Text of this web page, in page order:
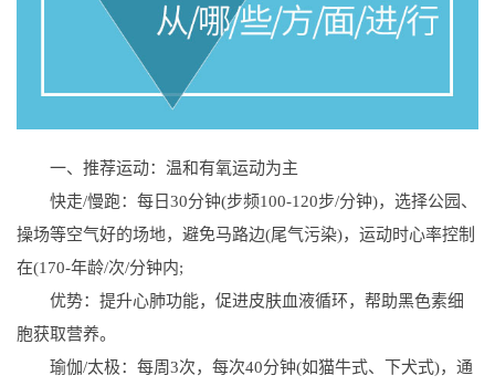
一、推荐运动：温和有氧运动为主
快走/慢跑：每日30分钟(步频100-120步/分钟)，选择公园、
操场等空气好的场地，避免马路边(尾气污染)，运动时心率控制
在(170-年龄/次/分钟内;
优势：提升心肺功能，促进皮肤血液循环，帮助黑色素细
胞获取营养。
瑜伽/太极：每周3次，每次40分钟(如猫牛式、下犬式)，通